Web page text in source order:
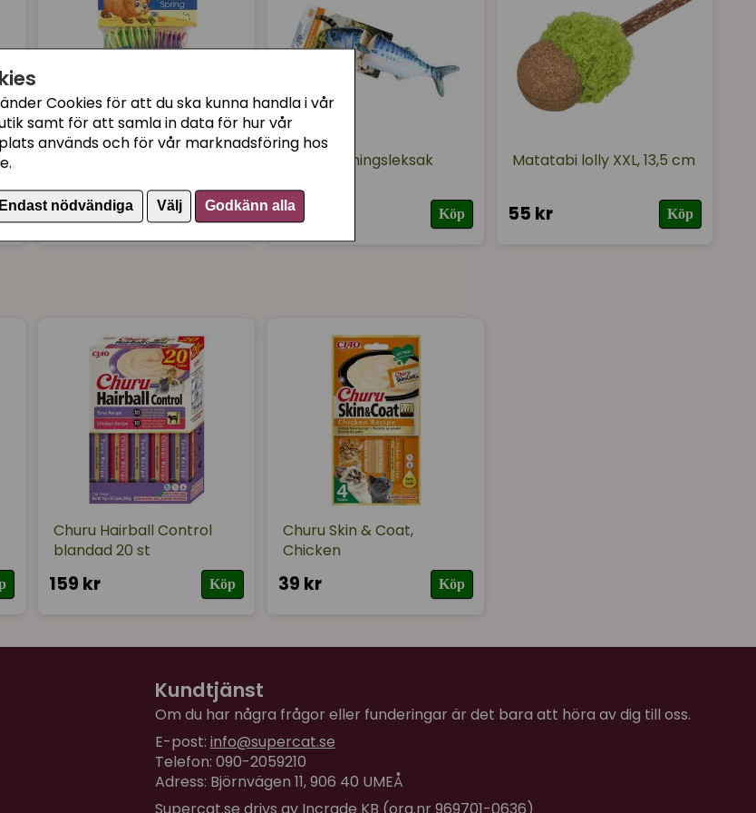
Cookies för att du ska kunna handla i vår
samt för att samla in data för hur vår
används och för vår marknadsföring hos
Endast nödvändiga Välj Godkänn alla
75 kr Köp
AFP Brottningsleksak
99 kr Köp
Matatabi lolly XXL, 13,5 cm
55 kr Köp
Churu Hairball Control
blandad 20 st
159 kr Köp
Churu Skin & Coat,
Chicken
39 kr Köp
Kundtjänst
Om du har några frågor eller funderingar är det bara att höra av dig till oss.
E-post: info@supercat.se
Telefon: 090-2059210
Adress: Björnvägen 11, 906 40 UMEÅ